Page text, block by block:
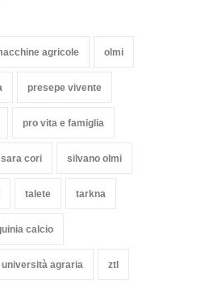
agricole olmi
presepe vivente
pro vita e famiglia
sara cori silvano olmi
talete tarkna
calcio
università agraria ztl